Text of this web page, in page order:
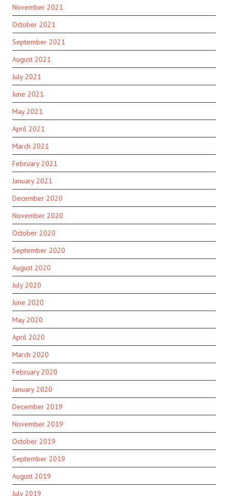
November 2021
October 2021
September 2021
August 2021
July 2021
June 2021
May 2021
April 2021
March 2021
February 2021
January 2021
December 2020
November 2020
October 2020
September 2020
August 2020
July 2020
June 2020
May 2020
April 2020
March 2020
February 2020
January 2020
December 2019
November 2019
October 2019
September 2019
August 2019
July 2019